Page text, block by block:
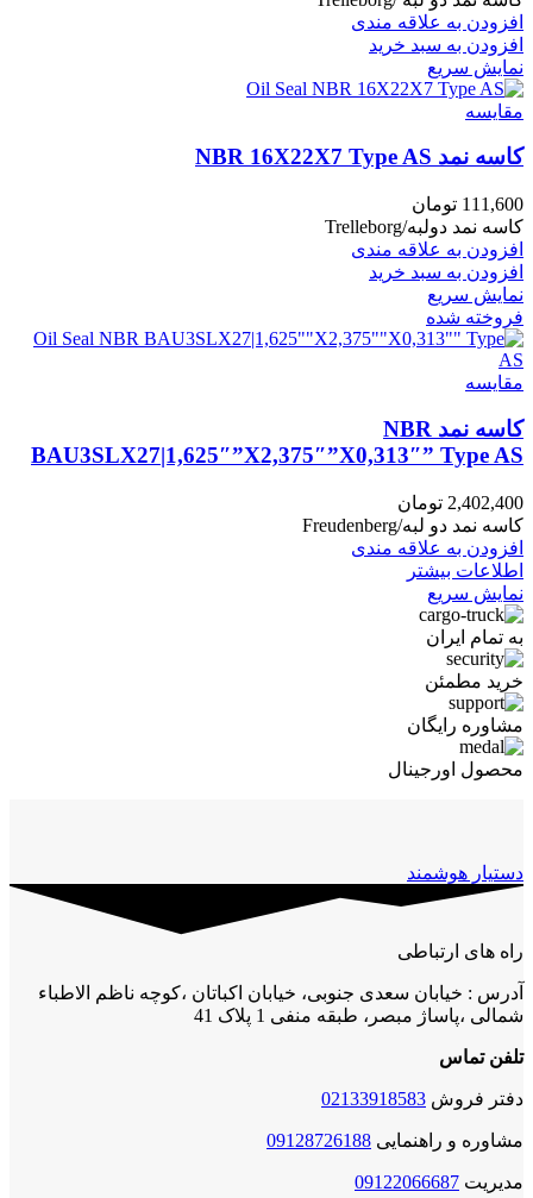
افزودن به علاقه مندی
افزودن به سبد خرید
نمایش سریع
مقايسه
کاسه نمد NBR 16X22X7 Type AS
111,600 تومان
کاسه نمد دولبه/Trelleborg
افزودن به علاقه مندی
افزودن به سبد خرید
نمایش سریع
فروخته شده
مقايسه
کاسه نمد NBR
BAU3SLX27|1,625″”X2,375″”X0,313″” Type AS
2,402,400 تومان
کاسه نمد دو لبه/Freudenberg
افزودن به علاقه مندی
اطلاعات بیشتر
نمایش سریع
به تمام ایران
خرید مطمئن
مشاوره رایگان
محصول اورجینال
دستیار هوشمند
راه های ارتباطی
آدرس : خیابان سعدی جنوبی، خیابان اکباتان ،کوچه ناظم الاطباء
شمالی ،پاساژ مبصر، طبقه منفی 1 پلاک 41
تلفن تماس
دفتر فروش 02133918583
مشاوره و راهنمایی 09128726188
مدیریت 09122066687